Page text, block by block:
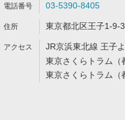
03-5390-8405
東京都北区王子1-9-
JR京浜東北線 王子
東京さくらトラム（
東京さくらトラム（